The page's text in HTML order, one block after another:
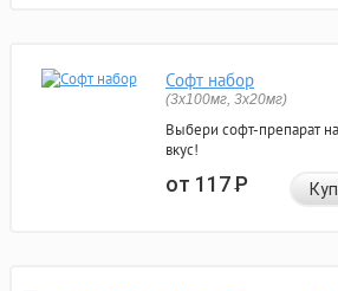
Софт набор
(3x100мг, 3x20мг)
Выбери софт-препарат
вкус!
от 117Р